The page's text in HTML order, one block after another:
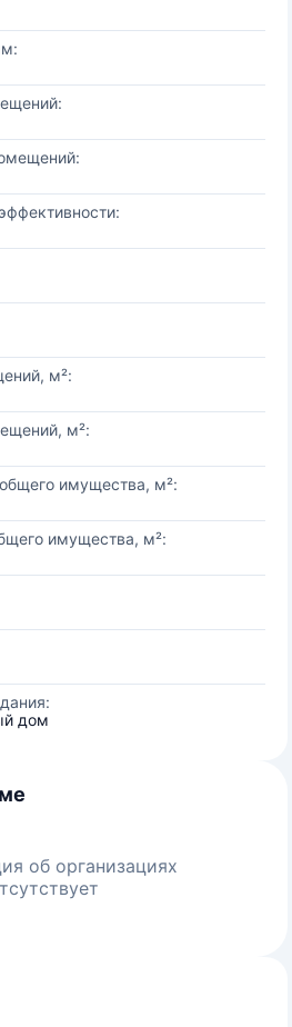
м²:
м²:
имущества, м²:
имущества, м²:
дом
об организациях